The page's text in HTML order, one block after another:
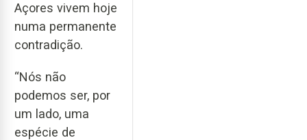
Açores vivem hoje
numa permanente
contradição.
“Nós não
podemos ser, por
um lado, uma
espécie de